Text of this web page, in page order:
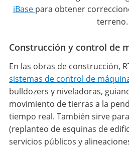
iBase para obtener
terreno.
Construcción y control de
En las obras de construcción,
sistemas de control de
bulldozers y niveladoras,
movimiento de tierras a la
tiempo real. También sirve
(replanteo de esquinas de
servicios públicos y